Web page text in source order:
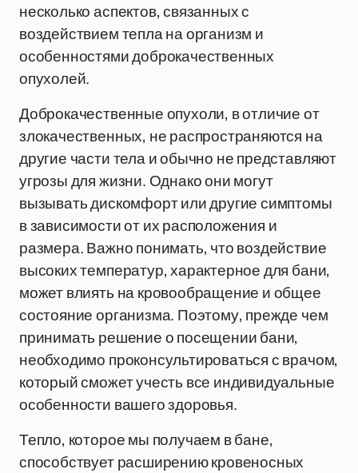
несколько аспектов, связанных с
воздействием тепла на организм и
особенностями доброкачественных
опухолей.
Доброкачественные опухоли, в отличие от
злокачественных, не распространяются на
другие части тела и обычно не представляют
угрозы для жизни. Однако они могут
вызывать дискомфорт или другие симптомы
в зависимости от их расположения и
размера. Важно понимать, что воздействие
высоких температур, характерное для бани,
может влиять на кровообращение и общее
состояние организма. Поэтому, прежде чем
принимать решение о посещении бани,
необходимо проконсультироваться с врачом,
который сможет учесть все индивидуальные
особенности вашего здоровья.
Тепло, которое мы получаем в бане,
способствует расширению кровеносных